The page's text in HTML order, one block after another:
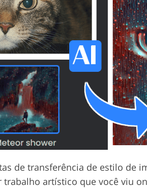
de
Serviços de retoque de
joias
de transferência de estilo de
trabalho artístico que você viu